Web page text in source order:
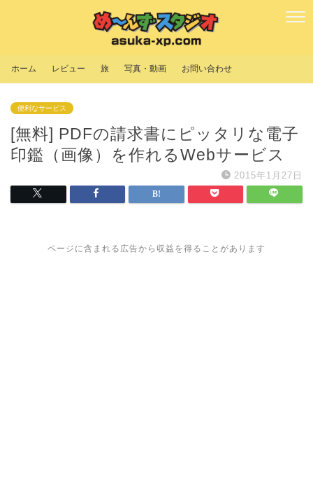
ホーム レビュー 旅 写真・動画 お問い合わせ
便利なサービス
[無料] PDFの請求書にピッタリな電子
印鑑（画像）を作れるWebサービス
2015年1月27日
ページに含まれる広告から収益を得ることがあります